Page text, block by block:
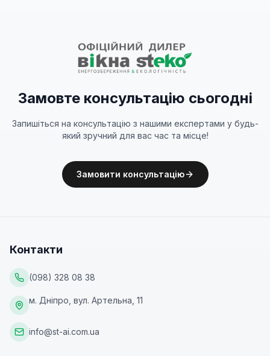
Замовте консультацію сьогодні
Запишіться на консультацію з нашими експертами у будь-
який зручний для вас час та місце!
Замовити консультацію
Контакти
(098) 328 08 38
м. Дніпро, вул. Артельна, 11
info@st-ai.com.ua